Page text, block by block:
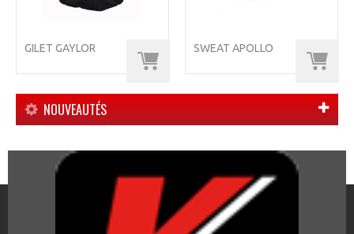
GILET GAYLOR SWEAT APOLLO
NOUVEAUTÉS